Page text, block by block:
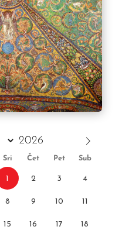
Sri Čet Pet Sub
1 2 3 4
8 9 10 11
15 16 17 18